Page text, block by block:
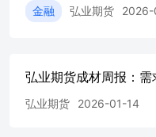
金融 弘业期货 2026-
弘业期货成材周报：
弘业期货 2026-01-14